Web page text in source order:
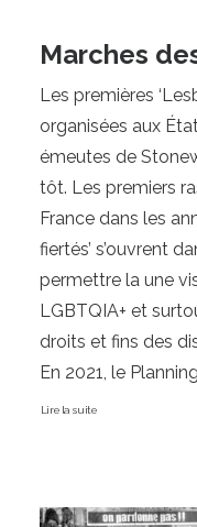
Marches
Les premières
organisées aux
émeutes de
tôt. Les premiers
France dans les
fiertés’ s’ouvrent
permettre la une
LGBTQIA+ et
droits et fins des
En 2021, le
d’organiser une
Lire la suite